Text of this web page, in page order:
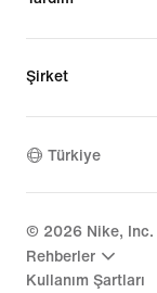
Şirket
Türkiye
© 2026 Nike, Inc.
Rehberler
Kullanım Şartları